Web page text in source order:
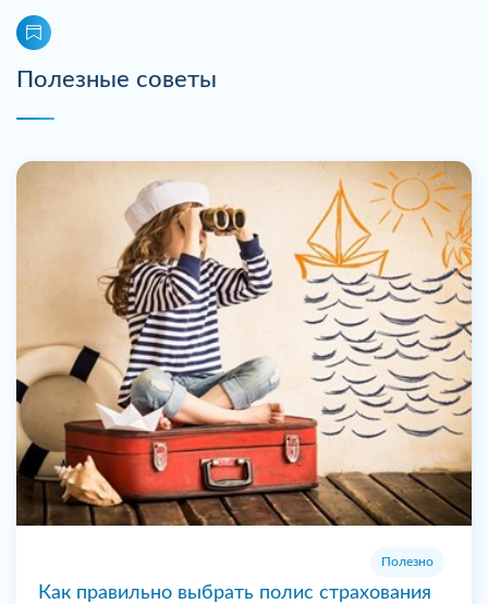
Полезные советы
Полезно
Как правильно выбрать полис страхования